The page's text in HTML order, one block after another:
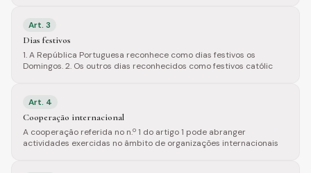
Art. 3
Dias festivos
1. A República Portuguesa reconhece como dias festivos os
Domingos. 2. Os outros dias reconhecidos como festivos católic
Art. 4
Cooperação internacional
A cooperação referida no n.º 1 do artigo 1 pode abranger
actividades exercidas no âmbito de organizações internacionais